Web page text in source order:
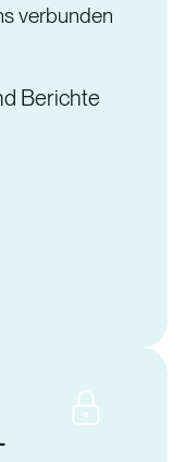
verbunden
Berichte